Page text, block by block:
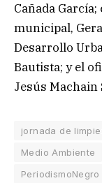
Cañada
municipal,
Desarrollo
Bautista; y el
Jesús Machain
jornada de
Medio Ambiente
PeriodismoNegro